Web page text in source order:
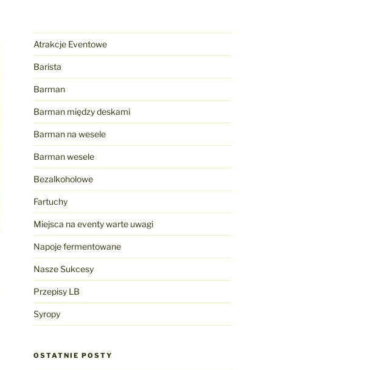
Atrakcje Eventowe
Barista
Barman
Barman między deskami
Barman na wesele
Barman wesele
Bezalkoholowe
Fartuchy
Miejsca na eventy warte uwagi
Napoje fermentowane
Nasze Sukcesy
Przepisy LB
Syropy
OSTATNIE POSTY